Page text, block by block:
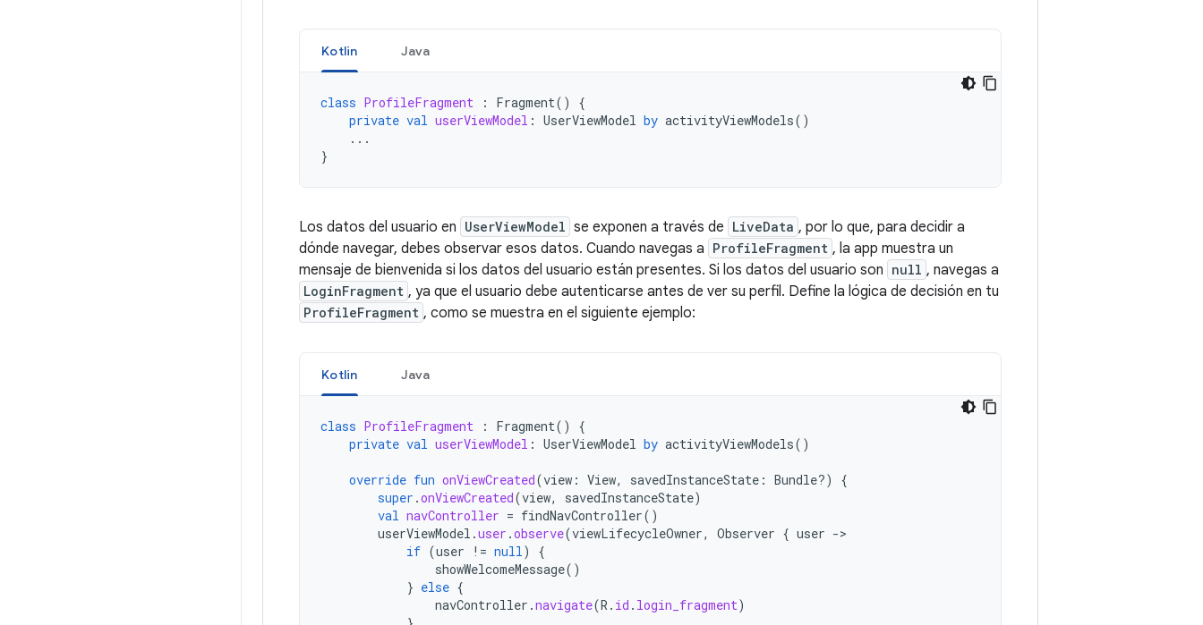
Kotlin Java
class ProfileFragment : Fragment()
{
private val userViewModel : UserViewModel by activityViewModels()
...
}
Los datos del usuario en UserViewModel se exponen a través de LiveData , por lo que, para decidir a
dónde navegar, debes observar esos datos. Cuando navegas a ProfileFragment , la app muestra un
mensaje de bienvenida si los datos del usuario están presentes. Si los datos del usuario son null , navegas a
LoginFragment , ya que el usuario debe autenticarse antes de ver su perfil. Define la lógica de decisión en tu
ProfileFragment , como se muestra en el siguiente ejemplo:
Kotlin Java
class ProfileFragment : Fragment()
{
private val userViewModel : UserViewModel by activityViewModels()
override fun onViewCreated(view : View, savedInstanceState : Bundle?)
{
super .onViewCreated(view, savedInstanceState)
val navController = findNavController()
userViewModel .user .observe(viewLifecycleOwner, Observer { user ->
if (user != null)
{
showWelcomeMessage()
} else {
navController .navigate(R . id . login_fragment)